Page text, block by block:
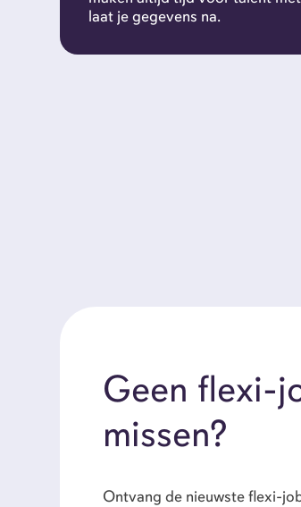
laat je gegevens na.
Geen flexi-
missen?
Ontvang de nieuwste flexi-